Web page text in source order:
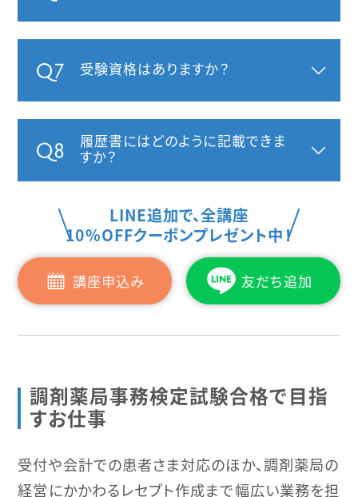
受験資格はありますか？
履歴書にはどのように記載できま
すか？
LINE追加で、全講座
10%OFFクーポンプレゼント中！
講座申込み 友だち追加
調剤薬局事務検定試験合格で目指
すお仕事
受付や会計での患者さま対応のほか、調剤薬局の
経営にかかわるレセプト作成まで幅広い業務を担